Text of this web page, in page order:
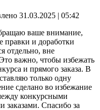
31.03.2025 | 05:42
ваше внимание,
правки и доработки
отдельно, вне
важно, чтобы избежать
и прямого заказа. В
только одну
сделано во избежание
конкурсными
Спасибо за